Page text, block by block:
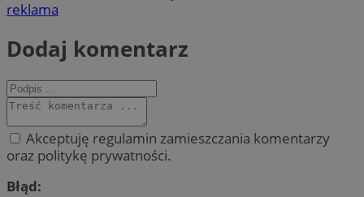
reklama
Dodaj komentarz
Akceptuję regulamin zamieszczania komentarzy
oraz politykę prywatności.
Błąd: